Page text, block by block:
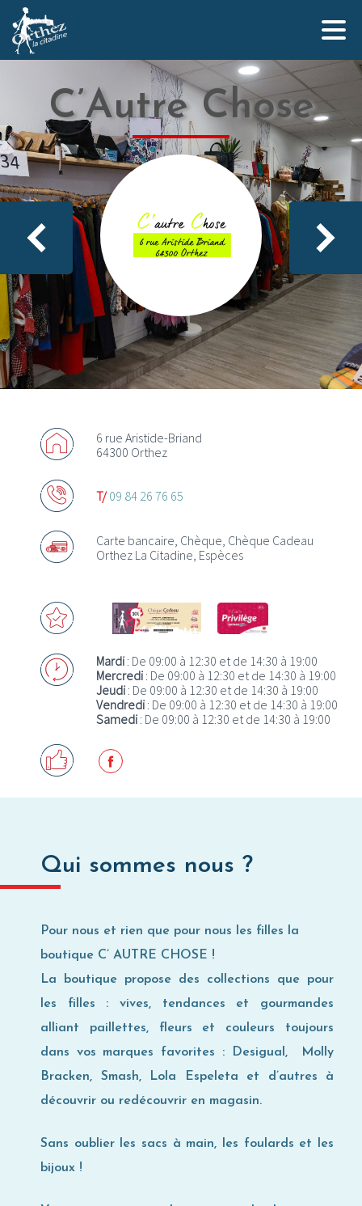
Qui sommes-nous ?
L’équipe Orthez la Citadine
Nos partenaires
Actualités
Promotions
Offres d’emploi
Acheter des chèques Cadeaux
Où utiliser les Chèques Cadeaux ?
Où utiliser ma Carte Privilège ?
C’Autre Chose
6 rue Aristide-Briand
64300 Orthez
T/09 84 26 76 65
Carte bancaire, Chèque, Chèque Cadeau
Orthez La Citadine, Espèces
Mardi: De 09:00 à 12:30 et de 14:30 à 19:00
Mercredi: De 09:00 à 12:30 et de 14:30 à 19:00
Jeudi: De 09:00 à 12:30 et de 14:30 à 19:00
Vendredi: De 09:00 à 12:30 et de 14:30 à 19:00
Samedi: De 09:00 à 12:30 et de 14:30 à 19:00
Qui sommes nous ?
Pour nous et rien que pour nous les filles la
boutique C’ AUTRE CHOSE !
La boutique propose des collections que pour
les filles : vives, tendances et gourmandes
alliant paillettes, fleurs et couleurs toujours
dans vos marques favorites : Desigual, Molly
Bracken, Smash, Lola Espeleta et d’autres à
découvrir ou redécouvrir en magasin.
Sans oublier les sacs à main, les foulards et les
bijoux !